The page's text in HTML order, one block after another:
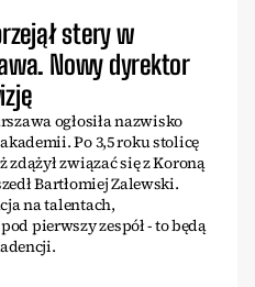
stery w
Nowy dyrektor
ogłosiła nazwisko
Po 3,5 roku stolicę
zdążył związać się z Koroną
Bartłomiej Zalewski.
na talentach,
pierwszy zespół - to będą